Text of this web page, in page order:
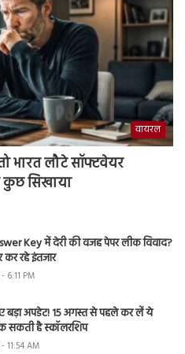
वायरल
भारत लौटे सॉफ्टवेयर
कुछ सिखाया
Key में देरी की वजह पेपर लीक विवाद?
कर रहे इंतजार
6:11 PM
बड़ा अपडेट! 15 अगस्त से पहले कर लें ये
सकती है स्कॉलरशिप
11:54 AM